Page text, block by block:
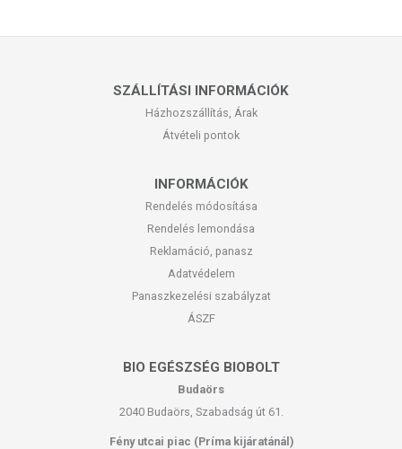
SZÁLLÍTÁSI INFORMÁCIÓK
Házhozszállítás, Árak
Átvételi pontok
INFORMÁCIÓK
Rendelés módosítása
Rendelés lemondása
Reklamáció, panasz
Adatvédelem
Panaszkezelési szabályzat
ÁSZF
BIO EGÉSZSÉG BIOBOLT
Budaörs
2040 Budaörs, Szabadság út 61.
Fény utcai piac (Príma kijáratánál)